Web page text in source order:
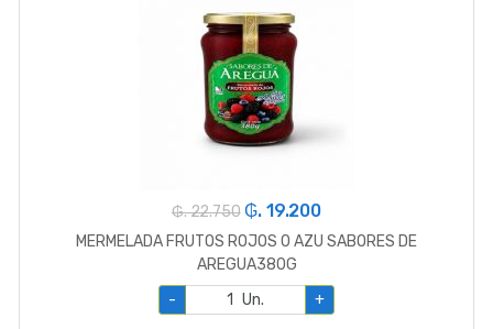
₲. 22.750 ₲. 19.200
MERMELADA FRUTOS ROJOS 0 AZU SABORES DE
AREGUA380G
-
Un. +